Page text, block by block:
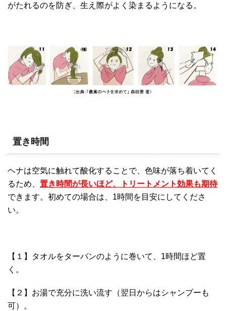
がたれるのを防ぎ、生え際がよく染まるようになる。
置き時間
ヘナは空気に触れて酸化することで、色味が落ち着いてく
るため、 置き時間が長いほど、トリートメント効果も期待
できます。初めての場合は、1時間を目安にしてくださ
い。
【１】タオルをターバンのように巻いて、1時間ほど置
く。
【２】お湯で充分に洗い流す（翌日からはシャンプーも
可）。